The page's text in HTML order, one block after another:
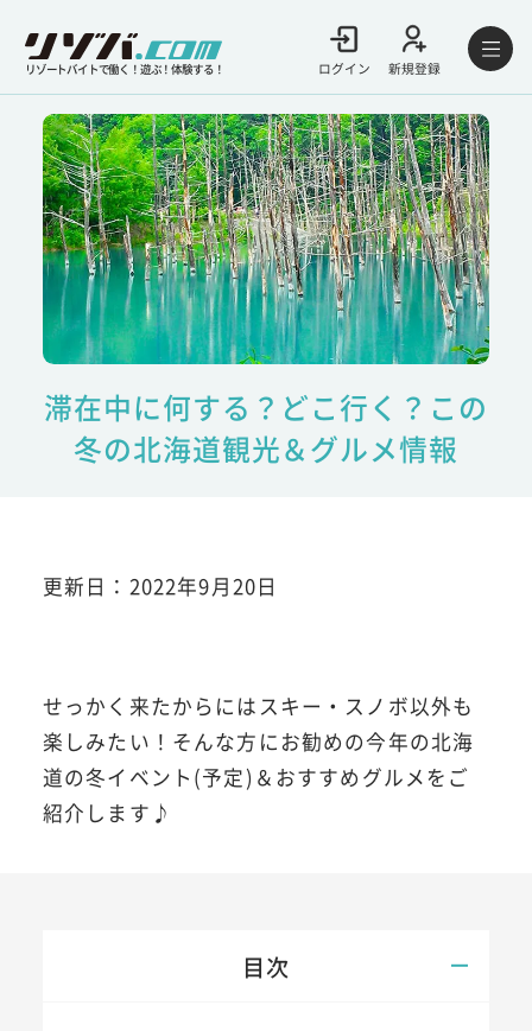
リゾートバイトで働く！遊ぶ！体験する！ ログイン 新規登録
滞在中に何する？どこ行く？この
冬の北海道観光＆グルメ情報
更新日：2022年9月20日
せっかく来たからにはスキー・スノボ以外も
楽しみたい！そんな方にお勧めの今年の北海
道の冬イベント(予定)＆おすすめグルメをご
紹介します♪
目次